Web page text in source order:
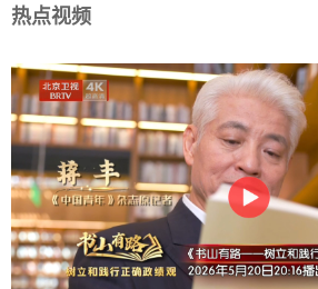
热点视频